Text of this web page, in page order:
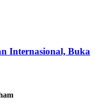
Internasional, Buka